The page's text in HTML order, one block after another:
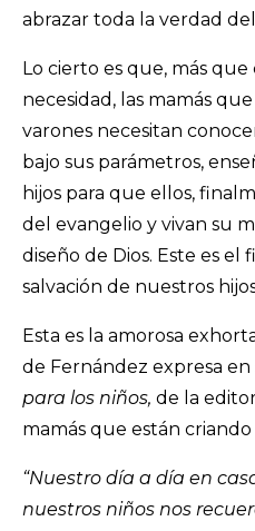
abrazar toda la verdad
Lo cierto es que, más
necesidad, las mamás
varones necesitan
bajo sus parámetros,
hijos para que ellos,
del evangelio y vivan su
diseño de Dios. Este es el
salvación de nuestros
Esta es la amorosa
de Fernández expresa
para los niños, de la
mamás que están criando
“Nuestro día a día en
nuestros niños nos